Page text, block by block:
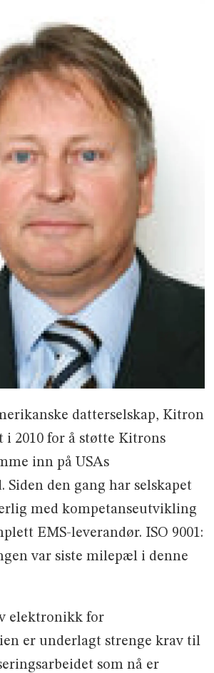
datterselskap, Kitron
i 2010 for å støtte Kitrons
inn på USAs
Siden den gang har selskapet
med kompetanseutvikling
EMS-leverandør. ISO 9001:
var siste milepæl i denne
elektronikk for
er underlagt strenge krav til
som nå er